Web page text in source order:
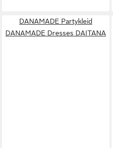
DANAMADE Partykleid
DANAMADE Dresses DAITANA